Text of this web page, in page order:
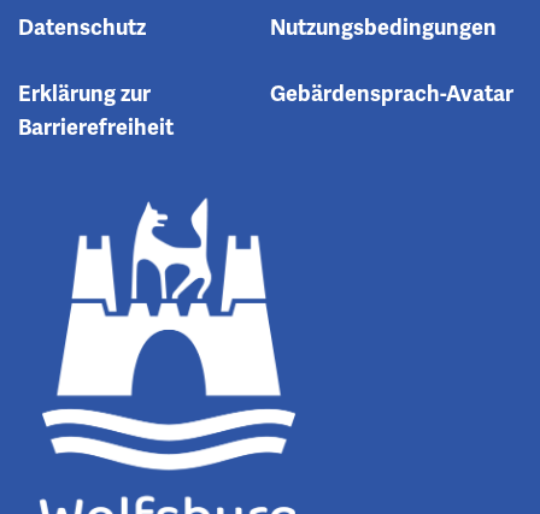
Datenschutz Nutzungsbedingungen
Erklärung zur
Barrierefreiheit
Gebärdensprach-Avatar